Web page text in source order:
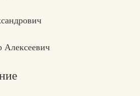
Алексеевич